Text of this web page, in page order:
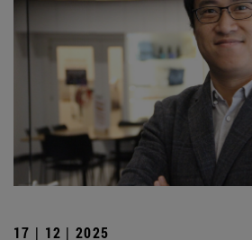
17 | 12 | 2025